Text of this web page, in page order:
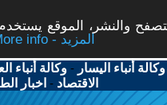
والنشر، الموقع
More info - المزيد
وكالة أنباء اليسار -وكالة أنباء
الاقتصاد - اخبار